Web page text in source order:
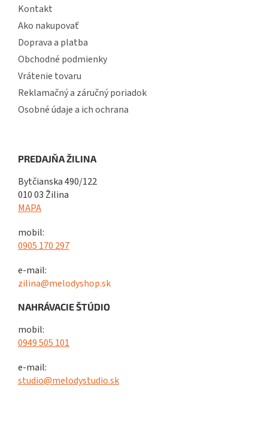
Kontakt
Ako nakupovať
Doprava a platba
Obchodné podmienky
Vrátenie tovaru
Reklamačný a záručný poriadok
Osobné údaje a ich ochrana
PREDAJŇA ŽILINA
Bytčianska 490/122
010 03 Žilina
MAPA
mobil:
0905 170 297
e-mail:
zilina@melodyshop.sk
NAHRÁVACIE ŠTÚDIO
mobil:
0949 505 101
e-mail:
studio@melodystudio.sk